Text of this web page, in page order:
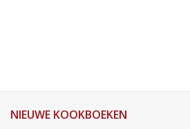
NIEUWE KOOKBOEKEN